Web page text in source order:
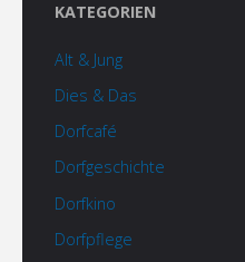
KATEGORIEN
Alt & Jung
Dies & Das
Dorfcafé
Dorfgeschichte
Dorfkino
Dorfpflege